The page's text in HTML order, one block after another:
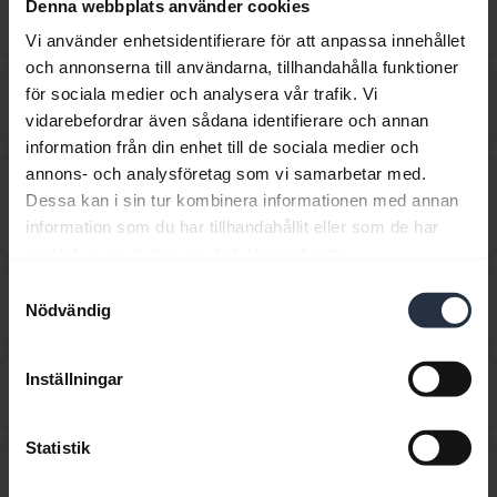
Denna webbplats använder cookies
Vi använder enhetsidentifierare för att anpassa innehållet
och annonserna till användarna, tillhandahålla funktioner
för sociala medier och analysera vår trafik. Vi
vidarebefordrar även sådana identifierare och annan
information från din enhet till de sociala medier och
annons- och analysföretag som vi samarbetar med.
Dessa kan i sin tur kombinera informationen med annan
information som du har tillhandahållit eller som de har
Nödvändig
Inställningar
Statistik
Hur ansluter jag Jabra GN9330e till Aastra Office 70
och 80 eller Aastra 5370 och 5380?
Hur ansluter jag Jabra GN9330e till Aastra Open
Phone 63 och 65?
Hur ansluter jag Jabra GN9330e till Aastra Open
Phone 6771, 6773, 6775, 71, 73, 75, Aastra 6739i,
Aastra 7434 och 7444?
Hur ansluter jag Jabra GN9330e till Alcatel IP Touch
4028 EE, 4038 EE, 4068 EE?
chevron_right
Hur ansluter jag Jabra GN9330e till Alcatel IP Touch
chevron_right
Hur ansluter jag Jabra GN9330e till Avaya 1408,